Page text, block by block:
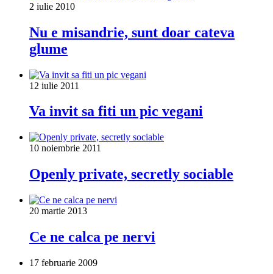
2 iulie 2010
Nu e misandrie, sunt doar cateva
glume
12 iulie 2011
Va invit sa fiti un pic vegani
10 noiembrie 2011
Openly private, secretly sociable
20 martie 2013
Ce ne calca pe nervi
17 februarie 2009